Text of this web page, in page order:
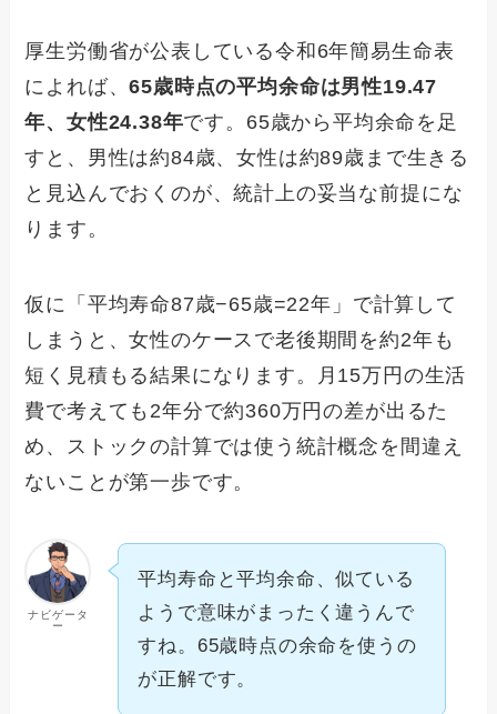
厚生労働省が公表している令和6年簡易生命表
によれば、65歳時点の平均余命は男性19.47
年、女性24.38年です。65歳から平均余命を足
すと、男性は約84歳、女性は約89歳まで生きる
と見込んでおくのが、統計上の妥当な前提にな
ります。
仮に「平均寿命87歳−65歳=22年」で計算して
しまうと、女性のケースで老後期間を約2年も
短く見積もる結果になります。月15万円の生活
費で考えても2年分で約360万円の差が出るた
め、ストックの計算では使う統計概念を間違え
ないことが第一歩です。
ナビゲータ
ー
平均寿命と平均余命、似ている
ようで意味がまったく違うんで
すね。65歳時点の余命を使うの
が正解です。